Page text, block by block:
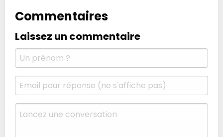
Commentaires
Laissez un commentaire